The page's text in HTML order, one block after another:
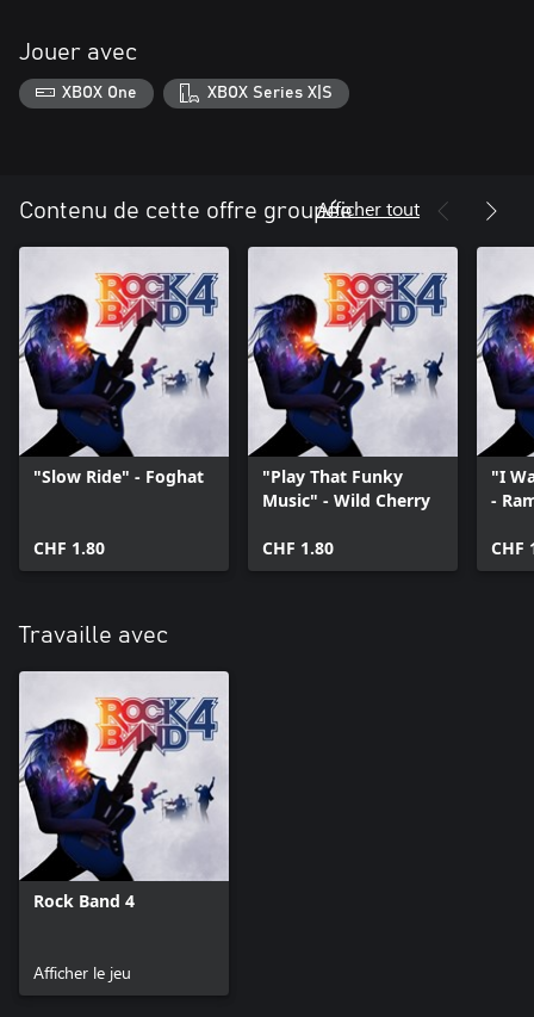
Jouer avec
XBOX One XBOX Series X|S
Contenu de cette offre groupéeAfficher tout
"Slow Ride" - Foghat
CHF 1.80
"Play That Funky
Music" - Wild Cherry
CHF 1.80
"I
-
CHF
Travaille avec
Rock Band 4
Afficher le jeu